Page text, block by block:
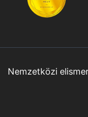
Nemzetközi